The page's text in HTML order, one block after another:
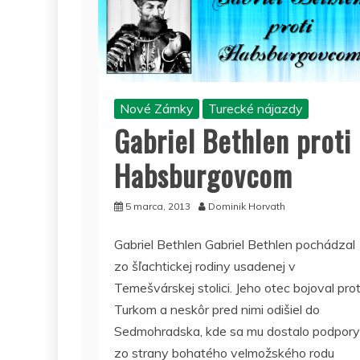
Nové Zámky Turecké nájazdy
Gabriel Bethlen proti
Habsburgovcom
5 marca, 2013 Dominik Horvath
Gabriel Bethlen Gabriel Bethlen pochádzal
zo šľachtickej rodiny usadenej v
Temešvárskej stolici. Jeho otec bojoval
Turkom a neskôr pred nimi odišiel do
Sedmohradska, kde sa mu dostalo podpory
zo strany bohatého velmožského rodu